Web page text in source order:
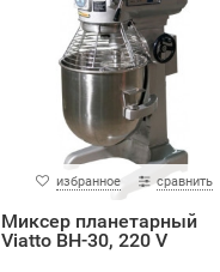
избранное сравнить
Миксер планетарный
Viatto BH-30, 220 V